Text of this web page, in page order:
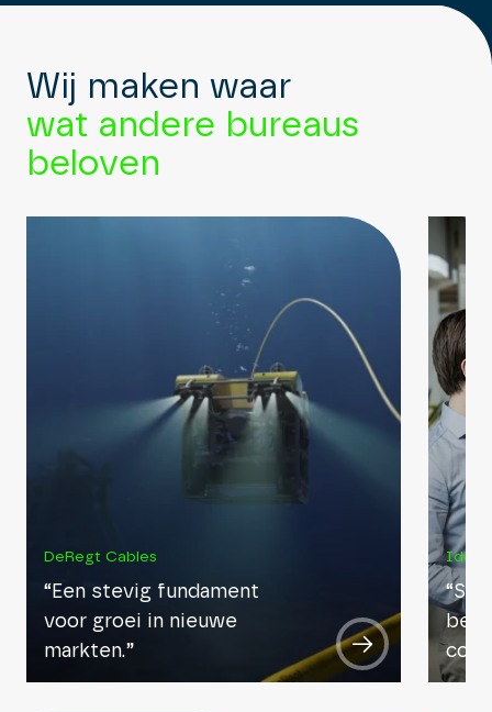
Wij maken waar
wat andere bureaus
beloven
DeRegt Cables
“Een stevig fundament
voor groei in nieuwe
markten.”
Ideo